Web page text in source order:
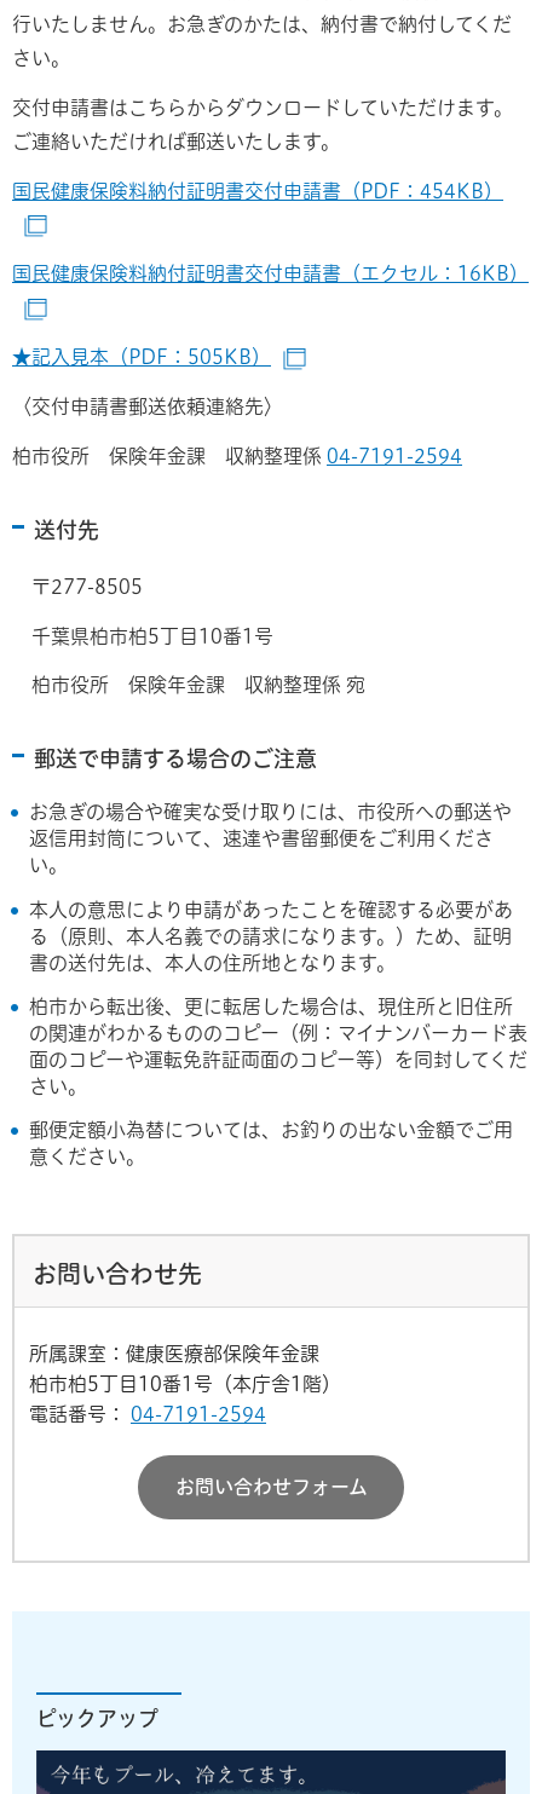
行いたしません。お急ぎのかたは、納付書で納付してくだ
さい。
交付申請書はこちらからダウンロードしていただけます。
ご連絡いただければ郵送いたします。
国民健康保険料納付証明書交付申請書（PDF：454KB）
国民健康保険料納付証明書交付申請書（エクセル：16KB）
★記入見本（PDF：505KB）
〈交付申請書郵送依頼連絡先〉
柏市役所 保険年金課 収納整理係 04-7191-2594
送付先
〒277-8505
千葉県柏市柏5丁目10番1号
柏市役所 保険年金課 収納整理係 宛
郵送で申請する場合のご注意
お急ぎの場合や確実な受け取りには、市役所への郵送や
返信用封筒について、速達や書留郵便をご利用くださ
い。
本人の意思により申請があったことを確認する必要があ
る（原則、本人名義での請求になります。）ため、証明
書の送付先は、本人の住所地となります。
柏市から転出後、更に転居した場合は、現住所と旧住所
の関連がわかるもののコピー（例：マイナンバーカード表
面のコピーや運転免許証両面のコピー等）を同封してくだ
さい。
郵便定額小為替については、お釣りの出ない金額でご用
意ください。
お問い合わせ先
所属課室：健康医療部保険年金課
柏市柏5丁目10番1号（本庁舎1階）
電話番号：
04-7191-2594
お問い合わせフォーム
ピックアップ